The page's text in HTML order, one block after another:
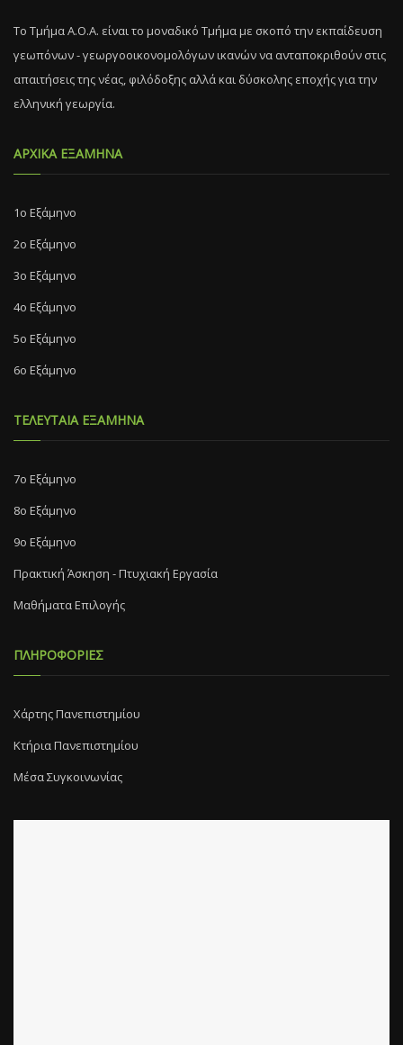
Το Τμήμα Α.Ο.Α. είναι το μοναδικό Τμήμα με σκοπό την εκπαίδευση
γεωπόνων - γεωργοοικονομολόγων ικανών να ανταποκριθούν στις
απαιτήσεις της νέας, φιλόδοξης αλλά και δύσκολης εποχής για την
ελληνική γεωργία.
ΑΡΧΙΚΑ ΕΞΑΜΗΝΑ
1ο Εξάμηνο
2ο Εξάμηνο
3ο Εξάμηνο
4ο Εξάμηνο
5ο Εξάμηνο
6ο Εξάμηνο
ΤΕΛΕΥΤΑΙΑ ΕΞΑΜΗΝΑ
7o Eξάμηνο
8o Eξάμηνο
9ο Εξάμηνο
Πρακτική Άσκηση - Πτυχιακή Εργασία
Μαθήματα Επιλογής
ΠΛΗΡΟΦΟΡΙΕΣ
Χάρτης Πανεπιστημίου
Κτήρια Πανεπιστημίου
Μέσα Συγκοινωνίας